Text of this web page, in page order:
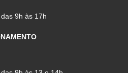
9h às 17h